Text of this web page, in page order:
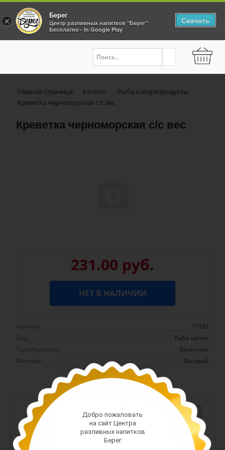
Главная страница Каталог
Рыба и морепродукты
Креветка черноморская с/с вес
Креветка черноморская с/с вес
231.00 руб.
НЕТ В НАЛИЧИИ
Артикул
11932
Вид
Рыба целая
Тип обработки
Вяленная
Фасовка
Весовой
+
Арт. 13380
Добро пожаловать
на сайт Центра
разливных напитков
Берег
×
Берег
Центр разливных напитков "Берег"
Бесплатно - In Google Play
Скачать